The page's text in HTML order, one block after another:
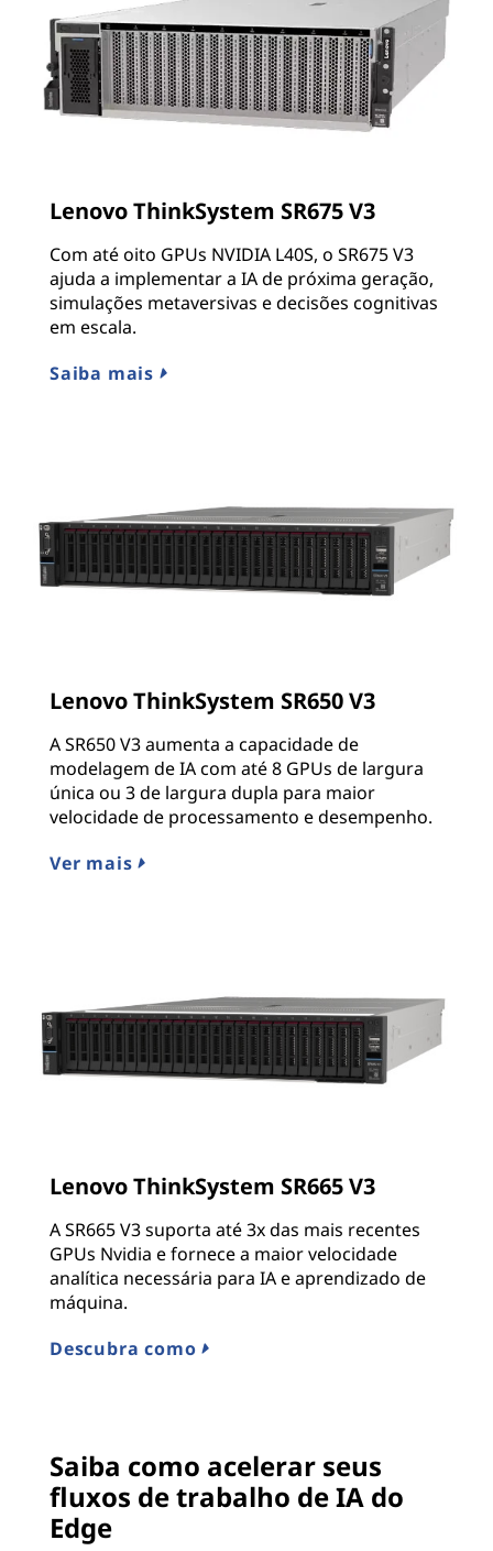
Lenovo ThinkSystem SR675 V3
Com até oito GPUs NVIDIA L40S, o SR675 V3
ajuda a implementar a IA de próxima geração,
simulações metaversivas e decisões cognitivas
em escala.
Saiba mais
Lenovo ThinkSystem SR650 V3
A SR650 V3 aumenta a capacidade de
modelagem de IA com até 8 GPUs de largura
única ou 3 de largura dupla para maior
velocidade de processamento e desempenho.
Ver mais
Lenovo ThinkSystem SR665 V3
A SR665 V3 suporta até 3x das mais recentes
GPUs Nvidia e fornece a maior velocidade
analítica necessária para IA e aprendizado de
máquina.
Descubra como
Saiba como acelerar seus
fluxos de trabalho de IA do
Edge